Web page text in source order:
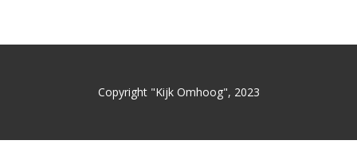
Copyright "Kijk Omhoog", 2023